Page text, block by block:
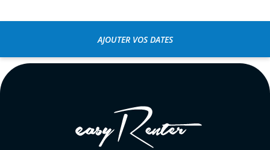
AJOUTER VOS DATES